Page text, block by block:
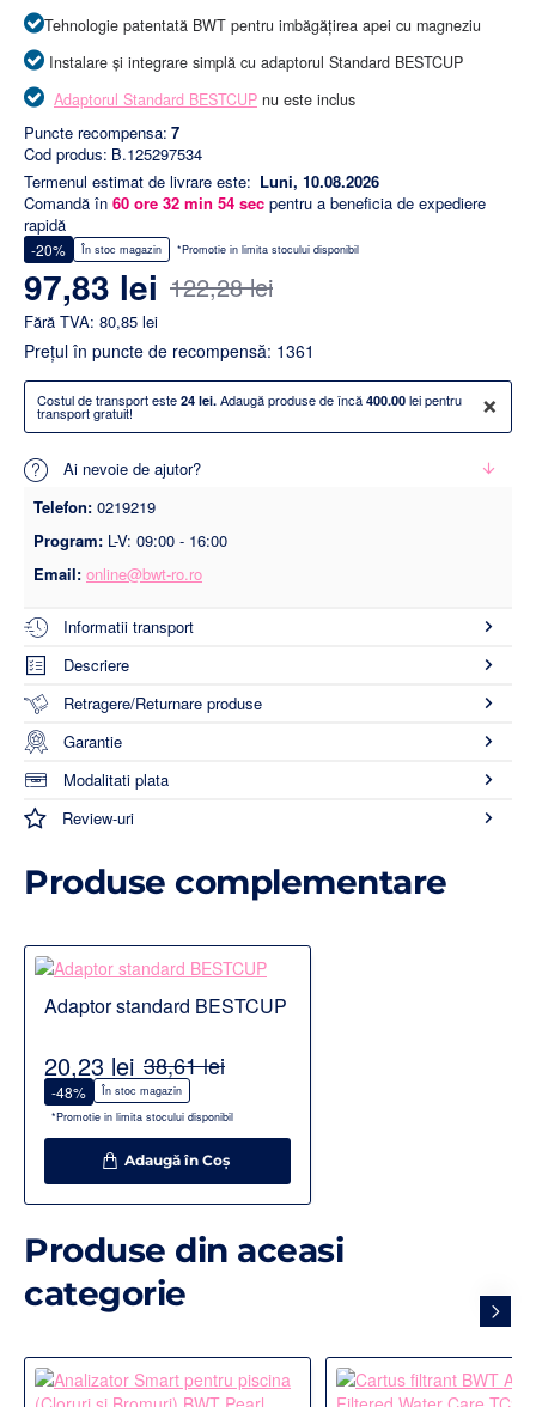
Tehnologie patentată BWT pentru imbăgățirea apei cu magneziu
Instalare și integrare simplă cu adaptorul Standard BESTCUP
Adaptorul Standard BESTCUP nu este inclus
Termenul estimat de livrare este: Luni, 10.08.2026
Puncte recompensa: 7
Cod produs: B.125297534
Comandă în 60 ore 32 min 54 sec pentru a beneficia de expediere
rapidă
În stoc magazin *Promotie in limita stocului disponibil
-20%
97,83 lei 122,28 lei
Fără TVA: 80,85 lei
Preţul în puncte de recompensă: 1361
×
Costul de transport este 24 lei. Adaugă produse de încă 400.00 lei pentru
transport gratuit!
Ai nevoie de ajutor?
Telefon: 0219219
Program: L-V: 09:00 - 16:00
Email: online@bwt-ro.ro
Informatii transport
Descriere
Retragere/Returnare produse
Garantie
Modalitati plata
Review-uri
Produse complementare
Adaptor standard BESTCUP
În stoc magazin
*Promotie in limita stocului disponibil
-48%
20,23 lei 38,61 lei
Adaugă în Coş
Produse din aceasi
categorie